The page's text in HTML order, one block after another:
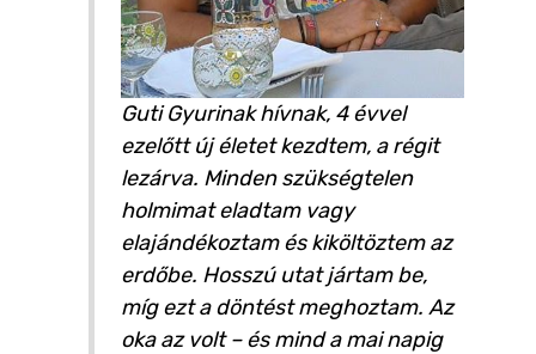
Guti Gyurinak hívnak, 4 évvel
ezelőtt új életet kezdtem, a régit
lezárva. Minden szükségtelen
holmimat eladtam vagy
elajándékoztam és kiköltöztem az
erdőbe. Hosszú utat jártam be,
míg ezt a döntést meghoztam. Az
oka az volt – és mind a mai napig